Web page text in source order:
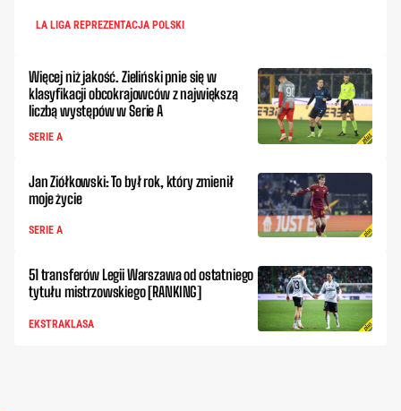
LA LIGA REPREZENTACJA POLSKI
Więcej niż jakość. Zieliński pnie się w
klasyfikacji obcokrajowców z największą
liczbą występów w Serie A
SERIE A
Jan Ziółkowski: To był rok, który zmienił
moje życie
SERIE A
51 transferów Legii Warszawa od ostatniego
tytułu mistrzowskiego [RANKING]
EKSTRAKLASA